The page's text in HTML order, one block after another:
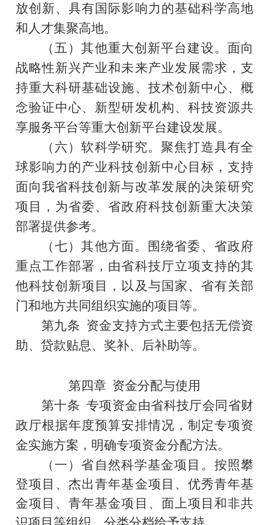
放创新、具有国际影响力的基础科学高地
和人才集聚高地。
（五）其他重大创新平台建设。面向
战略性新兴产业和未来产业发展需求，支
持重大科研基础设施、技术创新中心、概
念验证中心、新型研发机构、科技资源共
享服务平台等重大创新平台建设发展。
（六）软科学研究。聚焦打造具有全
球影响力的产业科技创新中心目标，支持
面向我省科技创新与改革发展的决策研究
项目，为省委、省政府科技创新重大决策
部署提供参考。
（七）其他方面。围绕省委、省政府
重点工作部署，由省科技厅立项支持的其
他科技创新项目，以及与国家、省有关部
门和地方共同组织实施的项目等。
第九条 资金支持方式主要包括无偿资
助、贷款贴息、奖补、后补助等。
第四章 资金分配与使用
第十条 专项资金由省科技厅会同省财
政厅根据年度预算安排情况，制定专项资
金实施方案，明确专项资金分配方法。
（一）省自然科学基金项目。 按照攀
登项目、杰出青年基金项目、优秀青年基
金项目、青年基金项目、面上项目和非共